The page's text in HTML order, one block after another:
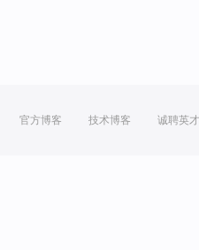
官方博客 技术博客 诚聘英才